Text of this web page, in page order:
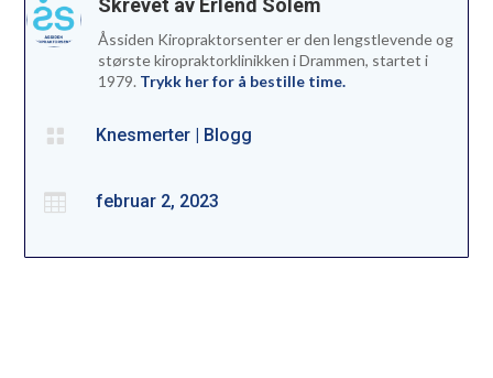
Skrevet av Erlend Solem
Åssiden Kiropraktorsenter er den lengstlevende og
største kiropraktorklinikken i Drammen, startet i
1979. Trykk her for å bestille time.
 Knesmerter| Blogg
 februar 2, 2023